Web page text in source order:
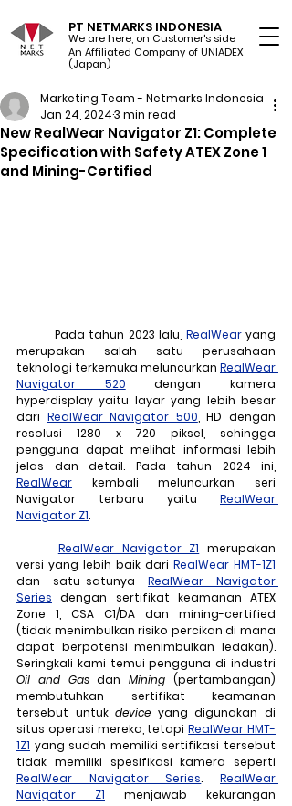
PT NETMARKS INDONESIA
We are here, on Customer's side
An Affiliated Company of UNIADEX Ltd.
(Japan)
New RealWear Navigator Z1: Complete
Specification with Safety ATEX Zone 1
and Mining-Certified
Marketing Team - Netmarks Indonesia
Jan 24, 20243 min read
	Pada tahun 2023 lalu,
RealWear yang
merupakan salah satu perusahaan
teknologi terkemuka meluncurkan RealWear
Navigator 520
hyperdisplay yaitu layar yang lebih besar
dari RealWear Navigator 500 , HD dengan
resolusi 1280 x 720 piksel, sehingga
pengguna dapat melihat informasi lebih
RealWear kembali meluncurkan seri
Navigator terbaru yaitu RealWear
Navigator Z1.
RealWear Navigator Z1 merupakan
versi yang lebih baik dari RealWear HMT-1Z1
dan satu-satunya RealWear Navigator
Series dengan sertifikat keamanan ATEX
Zone 1, CSA C1/DA dan mining-certified
(tidak menimbulkan risiko percikan di mana
dapat berpotensi menimbulkan ledakan).
Oil and Gas dan Mining (pertambangan)
membutuhkan sertifikat keamanan
tersebut untuk device yang digunakan di
situs operasi mereka, tetapi RealWear HMT-
1Z1 yang sudah memiliki sertifikasi tersebut
RealWear Navigator Series. RealWear
Navigator Z1 menjawab kekurangan